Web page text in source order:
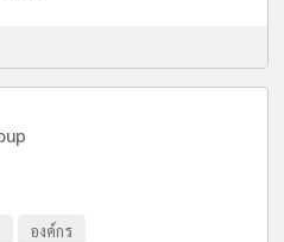
องค์กร